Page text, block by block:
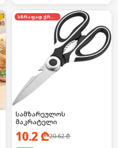
სწრაფად ქრება
სამზარეულოს
მაკრატელი
10.2 ₾20.62₾